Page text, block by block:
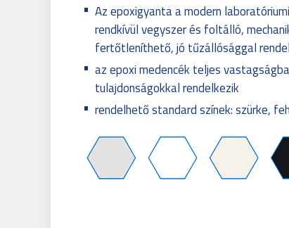
Az epoxigyanta a modern
rendkívül vegyszer és foltálló,
fertőtleníthető, jó tűzállósággal
az epoxi medencék teljes
tulajdonságokkal rendelkezik
rendelhető standard színek: szürke,